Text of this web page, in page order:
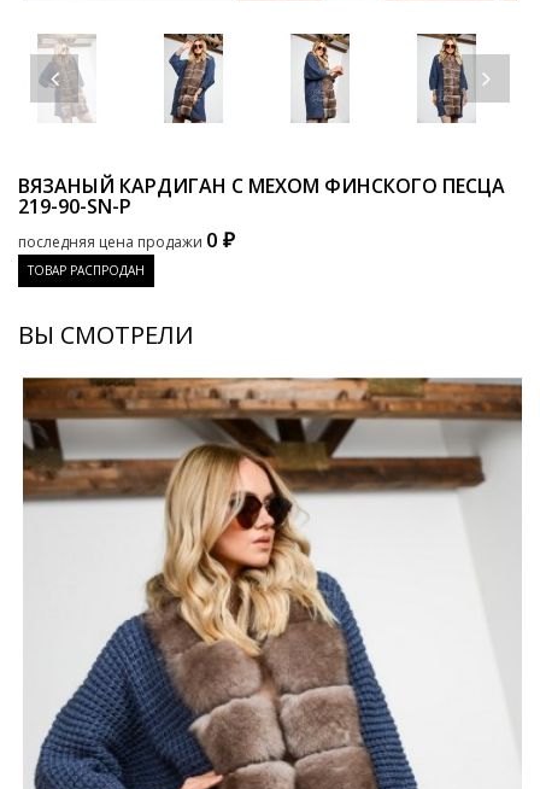
ВЯЗАНЫЙ КАРДИГАН С МЕХОМ ФИНСКОГО ПЕСЦА
219-90-SN-P
последняя цена продажи 0 ₽
ТОВАР РАСПРОДАН
ВЫ СМОТРЕЛИ